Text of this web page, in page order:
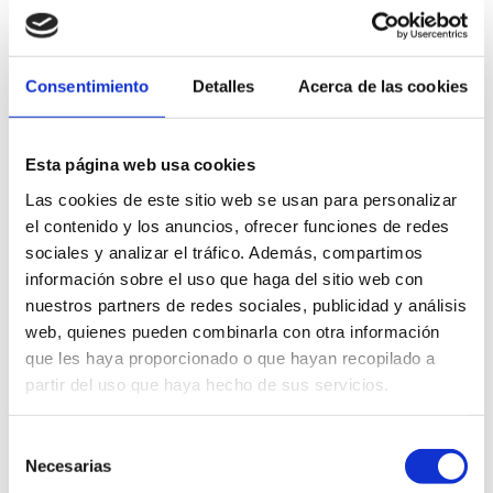
Consentimiento Detalles Acerca de las cookies
Esta página web usa cookies
Las cookies de este sitio web se usan para personalizar
el contenido y los anuncios, ofrecer funciones de redes
sociales y analizar el tráfico. Además, compartimos
información sobre el uso que haga del sitio web con
nuestros partners de redes sociales, publicidad y análisis
web, quienes pueden combinarla con otra información
que les haya proporcionado o que hayan recopilado a
partir del uso que haya hecho de sus servicios.
Necesarias
ciudad como Capital Mundial del Diseño. Es un placer
recorrer y perderse en la multitud de pasillos de
nuestra feria del mueble […]
POR QUÉ CONSUMIR MADERA?